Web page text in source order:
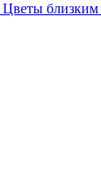
Цветы близким